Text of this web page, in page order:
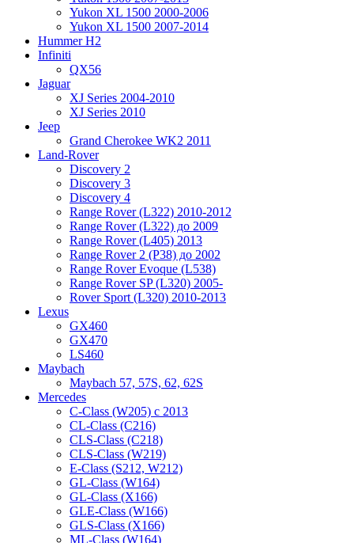
Yukon XL 1500 2000-2006
Yukon XL 1500 2007-2014
Hummer H2
Infiniti
QX56
Jaguar
XJ Series 2004-2010
XJ Series 2010
Jeep
Grand Cherokee WK2 2011
Land-Rover
Discovery 2
Discovery 3
Discovery 4
Range Rover (L322) 2010-2012
Range Rover (L322) до 2009
Range Rover (L405) 2013
Range Rover 2 (P38) до 2002
Range Rover Evoque (L538)
Range Rover SP (L320) 2005-
Rover Sport (L320) 2010-2013
Lexus
GX460
GX470
LS460
Maybach
Maybach 57, 57S, 62, 62S
Mercedes
C-Class (W205) с 2013
CL-Class (C216)
CLS-Class (C218)
CLS-Class (W219)
E-Class (S212, W212)
GL-Class (W164)
GL-Class (X166)
GLE-Class (W166)
GLS-Class (X166)
ML-Class (W164)